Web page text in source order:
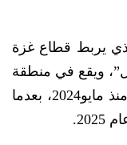
يربط قطاع غزة
ويقع في منطقة
ما زالت خاضعة لسيطرة قوات العدو منذ مايو2024، بعدما